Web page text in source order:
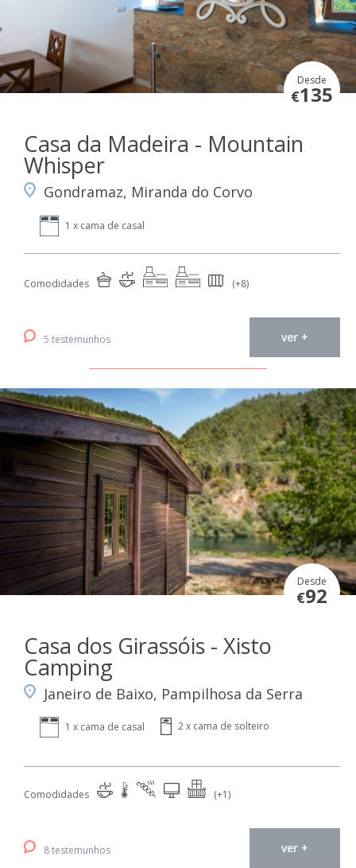
Desde
€135
Casa da Madeira - Mountain
Whisper
Gondramaz, Miranda do Corvo
1 x cama de casal
Comodidades (+8)
5 testemunhos ver +
Desde
€92
Casa dos Girassóis - Xisto
Camping
Janeiro de Baixo, Pampilhosa da Serra
1 x cama de casal 2 x cama de solteiro
Comodidades (+1)
8 testemunhos ver +